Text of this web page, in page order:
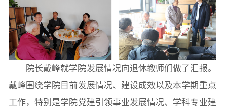
本科教育 继续教育
科研概况 学术动态 科研平台 科研办事流程
学生活动 创业就业 奖助学金
院长戴峰就学院发展情况向退休教师们做了汇报。
戴峰围绕学院目前发展情况、建设成效以及本学期重点
工作，特别是学院党建引领事业发展情况、学科专业建